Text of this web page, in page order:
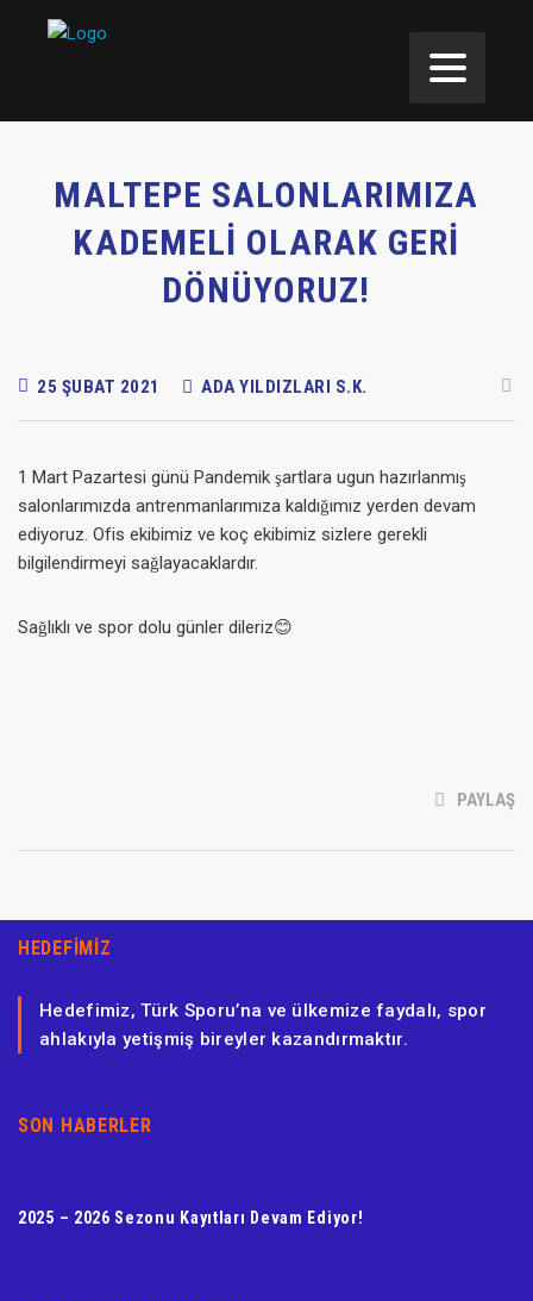
MALTEPE SALONLARIMIZA
KADEMELİ OLARAK GERİ
DÖNÜYORUZ!
25 ŞUBAT 2021 ADA YILDIZLARI S.K.
1 Mart Pazartesi günü Pandemik şartlara ugun hazırlanmış
salonlarımızda antrenmanlarımıza kaldığımız yerden devam
ediyoruz. Ofis ekibimiz ve koç ekibimiz sizlere gerekli
bilgilendirmeyi sağlayacaklardır.
Sağlıklı ve spor dolu günler dileriz😊
PAYLAŞ
HEDEFIMIZ
Hedefimiz, Türk Sporu’na ve ülkemize faydalı, spor
ahlakıyla yetişmiş bireyler kazandırmaktır.
SON HABERLER
2025 – 2026 Sezonu Kayıtları Devam Ediyor!